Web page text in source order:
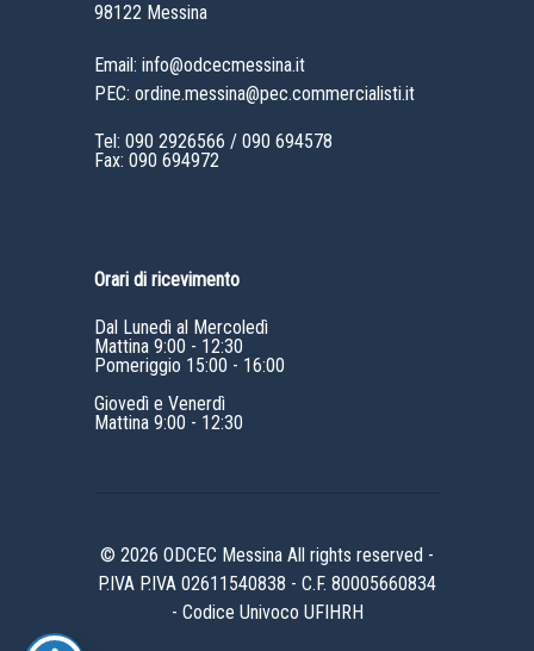
98122 Messina
Email: info@odcecmessina.it
PEC: ordine.messina@pec.commercialisti.it
Tel: 090 2926566 / 090 694578
Fax: 090 694972
Orari di ricevimento
Dal Lunedì al Mercoledì
Mattina 9:00 - 12:30
Pomeriggio 15:00 - 16:00
Giovedì e Venerdì
Mattina 9:00 - 12:30
© 2026 ODCEC Messina All rights reserved -
P.IVA P.IVA 02611540838 - C.F. 80005660834
- Codice Univoco UFIHRH